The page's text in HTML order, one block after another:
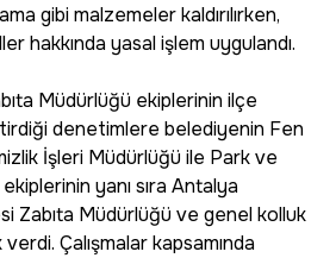
gibi malzemeler kaldırılırken,
hakkında yasal işlem uygulandı.
Müdürlüğü ekiplerinin ilçe
denetimlere belediyenin Fen
İşleri Müdürlüğü ile Park ve
yanı sıra Antalya
Zabıta Müdürlüğü ve genel kolluk
Çalışmalar kapsamında